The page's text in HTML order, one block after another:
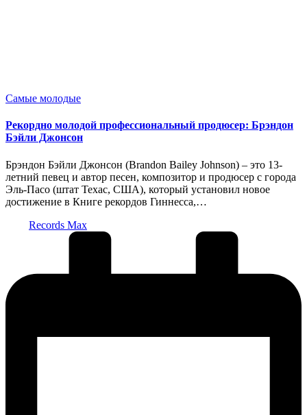
Опубликовано
Самые молодые
Рекордно молодой профессиональный продюсер: Брэндон
Бэйли Джонсон
Брэндон Бэйли Джонсон (Brandon Bailey Johnson) – это 13-
летний певец и автор песен, композитор и продюсер с города
Эль-Пасо (штат Техас, США), который установил новое
достижение в Книге рекордов Гиннесса,…
Records Max